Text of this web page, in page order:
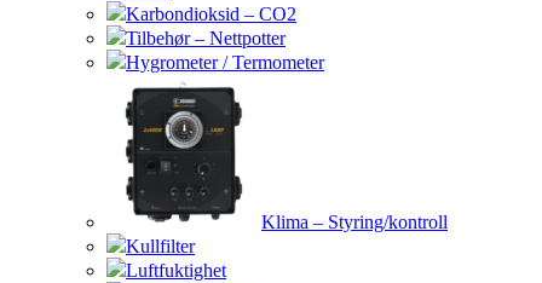
Karbondioksid – CO2
Tilbehør – Nettpotter
Hygrometer / Termometer
Klima – Styring/kontroll
Kullfilter
Luftfuktighet